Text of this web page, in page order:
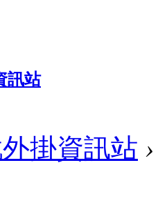
掛資訊站 ›